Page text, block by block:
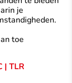
je
toe
| TLR